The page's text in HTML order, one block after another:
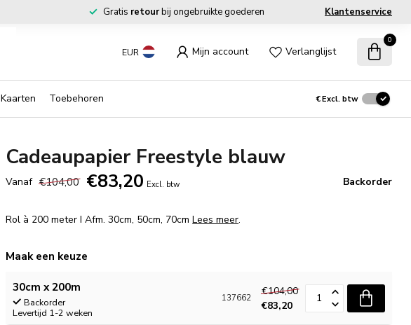
Gratis retourbij ongebruikte goederen Klantenservice
EUR Mijn account Verlanglijst
0
Kaarten Toebehoren €Excl. btw
Cadeaupapier Freestyle blauw
Vanaf €104,00 €83,20 Excl. btw Backorder
Rol à 200 meter I Afm. 30cm, 50cm, 70cmLees meer.
Maak een keuze
30cm x 200m
Backorder
Levertijd 1-2 weken
137662
€104,00
€83,20